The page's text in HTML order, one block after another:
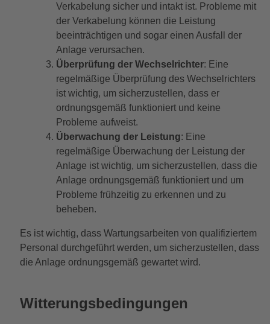
Verkabelung sicher und intakt ist. Probleme mit
der Verkabelung können die Leistung
beeinträchtigen und sogar einen Ausfall der
Anlage verursachen.
Überprüfung der Wechselrichter: Eine
regelmäßige Überprüfung des Wechselrichters
ist wichtig, um sicherzustellen, dass er
ordnungsgemäß funktioniert und keine
Probleme aufweist.
Überwachung der Leistung: Eine
regelmäßige Überwachung der Leistung der
Anlage ist wichtig, um sicherzustellen, dass die
Anlage ordnungsgemäß funktioniert und um
Probleme frühzeitig zu erkennen und zu
beheben.
Es ist wichtig, dass Wartungsarbeiten von qualifiziertem
Personal durchgeführt werden, um sicherzustellen, dass
die Anlage ordnungsgemäß gewartet wird.
Witterungsbedingungen